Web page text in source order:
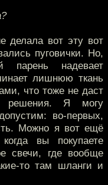
делала вот эту вот
пуговички. Но,
надевает
лишнюю ткань
что тоже не даст
решения. Я могу
во-первых,
Можно я вот ещё
вы покупаете
свечи, где вообще
то там шланги и